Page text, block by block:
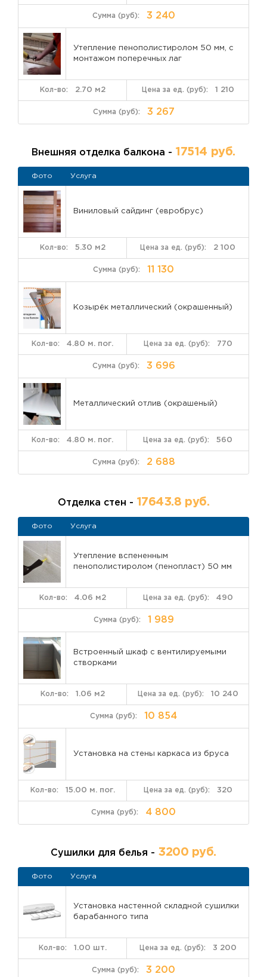
3 240
Утепление пенополистиролом 50 мм, с
монтажом поперечных лаг
1 210
2.70 м2
3 267
Внешняя отделка балкона - 17514 руб.
Фото Услуга
Виниловый сайдинг (евробрус)
2 100
5.30 м2
11 130
Козырёк металлический (окрашенный)
770
4.80 м. пог.
3 696
Металлический отлив (окрашеный)
560
4.80 м. пог.
2 688
Отделка стен - 17643.8 руб.
Фото Услуга
Утепление вспененным
пенополистиролом (пенопласт) 50 мм
490
4.06 м2
1 989
Встроенный шкаф с вентилируемыми
створками
10 240
1.06 м2
10 854
Установка на стены каркаса из бруса
320
15.00 м. пог.
4 800
Сушилки для белья - 3200 руб.
Фото Услуга
Установка настенной складной сушилки
барабанного типа
3 200
1.00 шт.
3 200